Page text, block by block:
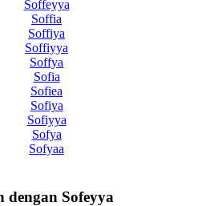
Soffeyya
Soffia
Soffiya
Soffiyya
Soffya
Sofia
Sofiea
Sofiya
Sofiyya
Sofya
Sofyaa
dengan Sofeyya